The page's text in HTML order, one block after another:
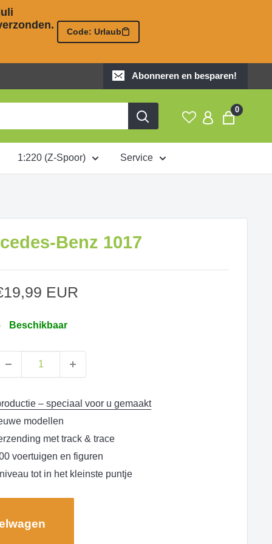
Code: Urlaub
Abonneren en besparen!
0
1:220 (Z-Spoor) Service
Benz 1017
EUR
Beschikbaar
– speciaal voor u gemaakt
modellen
met track & trace
voertuigen en figuren
tot in het kleinste puntje